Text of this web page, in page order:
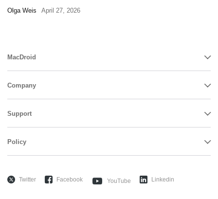
Olga Weis April 27, 2026
MacDroid
Company
Support
Policy
Twitter Facebook YouTube Linkedin